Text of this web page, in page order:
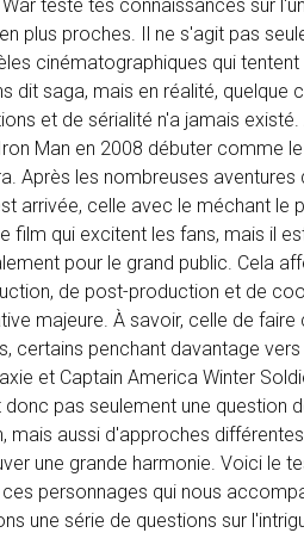
teste tes connaissances sur
plus proches. Il ne s'agit pas
cinématographiques qui
dit saga, mais en réalité,
et de sérialité n'a jamais
Man en 2008 débuter comme
Après les nombreuses
arrivée, celle avec le méchant le
film qui excitent les fans, mais il
pour le grand public. Cela
de post-production et de
majeure. À savoir, celle de
certains penchant davantage
et Captain America Winter
donc pas seulement une question
mais aussi d'approches
une grande harmonie. Voici le
personnages qui nous
une série de questions sur